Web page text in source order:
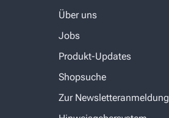
Über uns
Jobs
Produkt-Updates
Shopsuche
Zur Newsletteranmeldung